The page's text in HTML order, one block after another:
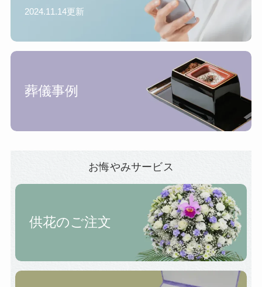
2024.11.14更新
葬儀事例
お悔やみサービス
供花のご注文